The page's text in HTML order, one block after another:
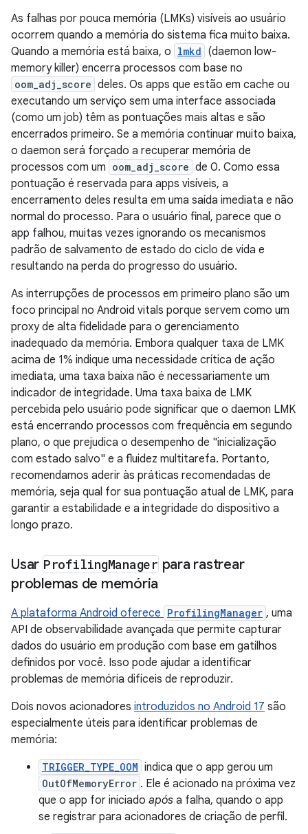
As falhas por pouca memória (LMKs) visíveis ao usuário
ocorrem quando a memória do sistema fica muito baixa.
Quando a memória está baixa, o lmkd (daemon low-
memory killer) encerra processos com base no
oom_adj_score deles. Os apps que estão em cache ou
executando um serviço sem uma interface associada
(como um job) têm as pontuações mais altas e são
encerrados primeiro. Se a memória continuar muito baixa,
o daemon será forçado a recuperar memória de
processos com um oom_adj_score de 0. Como essa
pontuação é reservada para apps visíveis, a
encerramento deles resulta em uma saída imediata e não
normal do processo. Para o usuário final, parece que o
app falhou, muitas vezes ignorando os mecanismos
padrão de salvamento de estado do ciclo de vida e
resultando na perda do progresso do usuário.
As interrupções de processos em primeiro plano são um
foco principal no Android vitals porque servem como um
proxy de alta fidelidade para o gerenciamento
inadequado da memória. Embora qualquer taxa de LMK
acima de 1% indique uma necessidade crítica de ação
imediata, uma taxa baixa não é necessariamente um
indicador de integridade. Uma taxa baixa de LMK
percebida pelo usuário pode significar que o daemon LMK
está encerrando processos com frequência em segundo
plano, o que prejudica o desempenho de "inicialização
com estado salvo" e a fluidez multitarefa. Portanto,
recomendamos aderir às práticas recomendadas de
memória, seja qual for sua pontuação atual de LMK, para
garantir a estabilidade e a integridade do dispositivo a
longo prazo.
Usar ProfilingManager para rastrear
problemas de memória
A plataforma Android oferece ProfilingManager , uma
API de observabilidade avançada que permite capturar
dados do usuário em produção com base em gatilhos
definidos por você. Isso pode ajudar a identificar
problemas de memória difíceis de reproduzir.
Dois novos acionadores introduzidos no Android 17 são
especialmente úteis para identificar problemas de
memória:
TRIGGER_TYPE_OOM indica que o app gerou um
OutOfMemoryError . Ele é acionado na próxima vez
que o app for iniciado após a falha, quando o app
se registrar para acionadores de criação de perfil.